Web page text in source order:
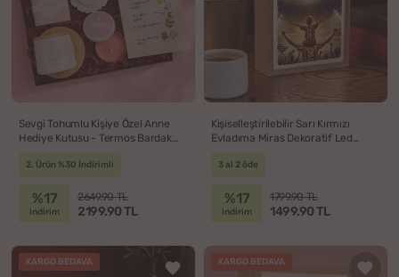
Sevgi Tohumlu Kişiye Özel Anne
Hediye Kutusu - Termos Bardak
2. Ürün %30 İndirimli
%17
indirim
2649.90 TL
2199.90 TL
Kişiselleştirilebilir Sarı Kırmızı
Evladıma Miras Dekoratif Led
3 al 2 öde
%17
indirim
1799.90 TL
1499.90 TL
KARGO BEDAVA KARGO BEDAVA